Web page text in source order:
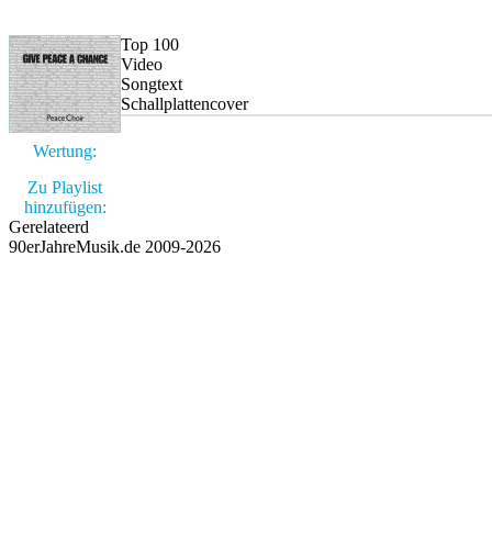
Wertung:
Zu Playlist
hinzufügen:
Top 100
Video
Songtext
Schallplattencover
Gerelateerd
90erJahreMusik.de 2009-2026